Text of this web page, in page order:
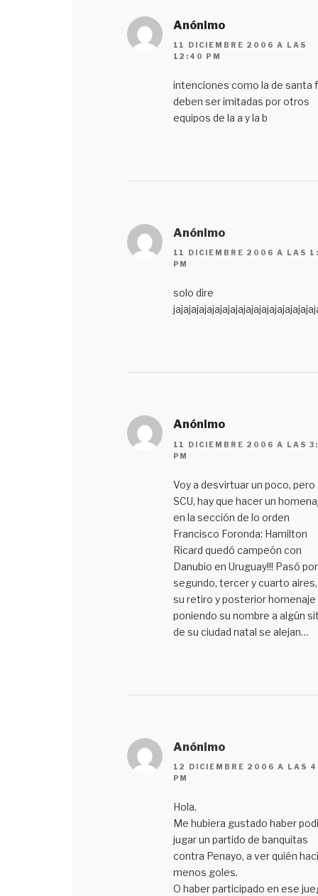
Anónimo
11 DICIEMBRE 2006 A LAS
12:40 PM
intenciones como la de santa
deben ser imitadas por otros
equipos de la a y la b
Anónimo
11 DICIEMBRE 2006 A LAS
PM
solo dire
Anónimo
11 DICIEMBRE 2006 A LAS
PM
Voy a desvirtuar un poco, pero
SCU, hay que hacer un
en la sección de lo orden
Francisco Foronda: Hamilton
Ricard quedó campeón con
Danubio en Uruguay!!! Pasó
segundo, tercer y cuarto aires,
su retiro y posterior homenaje
poniendo su nombre a algún
de su ciudad natal se alejan…
Anónimo
12 DICIEMBRE 2006 A LAS
PM
Hola.
Me hubiera gustado haber
jugar un partido de banquitas
contra Penayo, a ver quién
menos goles.
O haber participado en ese